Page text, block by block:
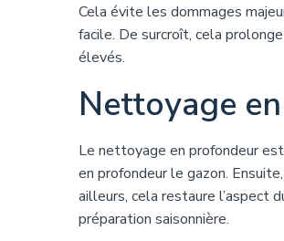
Cela évite les dommages
facile. De surcroît, cela
élevés.
Nettoyage
Le nettoyage en profondeur
en profondeur le gazon.
ailleurs, cela restaure l’aspect
préparation saisonnière.